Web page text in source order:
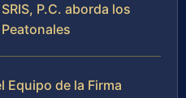
P.C. aborda los
Equipo de la Firma